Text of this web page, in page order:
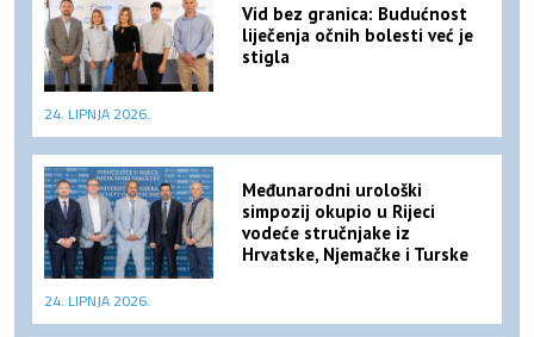
Vid bez granica: Budućnost
liječenja očnih bolesti već je
stigla
24. LIPNJA 2026.
Međunarodni urološki
simpozij okupio u Rijeci
vodeće stručnjake iz
Hrvatske, Njemačke i Turske
24. LIPNJA 2026.